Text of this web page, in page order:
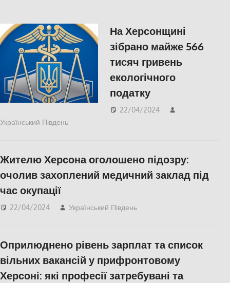
На Херсонщині
зібрано майже 566
тисяч гривень
екологічного
податку
22/04/2024
Український Південь
Жителю Херсона оголошено підозру:
очолив захоплений медичний заклад під
час окупації
22/04/2024 Український Південь
Оприлюднено рівень зарплат та список
вільних вакансій у прифронтовому
Херсоні: які професії затребувані та